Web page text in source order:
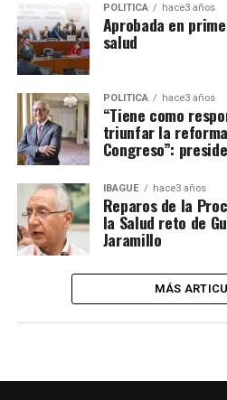
POLÍTICA hace3 años
Aprobada en
salud
POLÍTICA hace3 años
“Tiene como
triunfar la
Congreso”:
IBAGUÉ hace3 años
Reparos de la
la Salud reto de
Jaramillo
MÁS